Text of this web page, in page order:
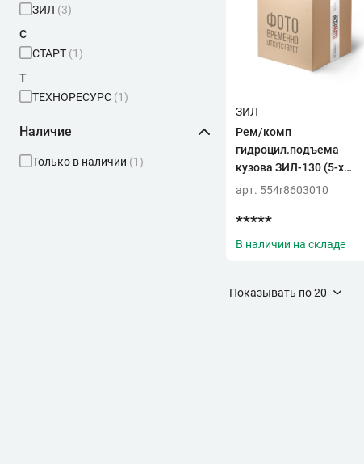
ЗИЛ (3)
С
СТАРТ (1)
Т
ТЕХНОРЕСУРС (1)
Наличие
Только в наличии (1)
ЗИЛ
Рем/комп
гидроцил.подъема
кузова ЗИЛ-130 (5-х
шток)
арт. 554r8603010
*****
В наличии на складе
Показывать по20